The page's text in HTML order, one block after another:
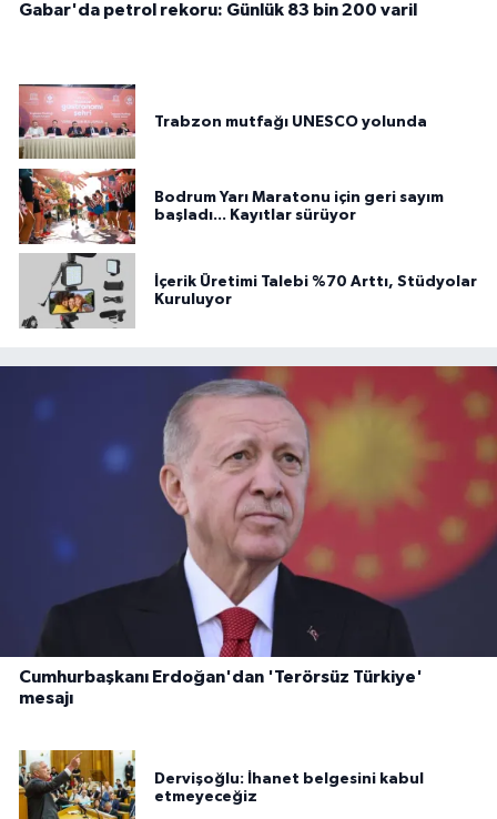
Gabar'da petrol rekoru: Günlük 83 bin 200 varil
Trabzon mutfağı UNESCO yolunda
Bodrum Yarı Maratonu için geri sayım
başladı... Kayıtlar sürüyor
İçerik Üretimi Talebi %70 Arttı, Stüdyolar
Kuruluyor
Cumhurbaşkanı Erdoğan'dan 'Terörsüz Türkiye'
mesajı
Dervişoğlu: İhanet belgesini kabul
etmeyeceğiz